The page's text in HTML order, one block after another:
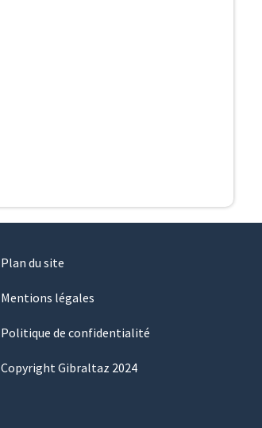
Plan du site
Mentions légales
Politique de confidentialité
Copyright Gibraltaz 2024